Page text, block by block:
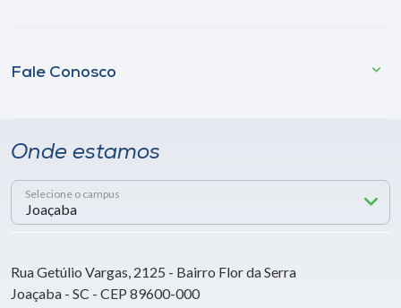
Fale Conosco
Onde estamos
Selecione o campus
Rua Getúlio Vargas, 2125 - Bairro Flor da Serra
Joaçaba - SC - CEP 89600-000